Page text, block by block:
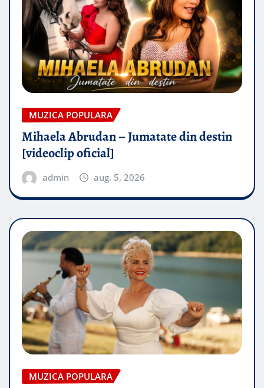
MUZICA POPULARA
Mihaela Abrudan – Jumatate din destin
[videoclip oficial]
admin aug. 5, 2026
MUZICA POPULARA